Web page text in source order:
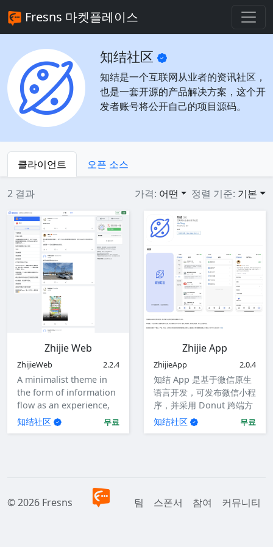
Fresns 마켓플레이스
知结社区
知结是一个互联网从业者的资讯社区，
也是一套开源的产品解决方案，这个开
发者账号将公开自己的项目源码。
클라이언트 오픈 소스
2 결과 가격: 어떤 정렬 기준: 기본
Zhijie Web
ZhijieWeb 2.2.4
A minimalist theme in
the form of information
flow as an experience,
with responsive design.
知结社区 무료
Zhijie App
ZhijieApp 2.0.4
知结 App 是基于微信原生
语言开发，可发布微信小程
序，并采用 Donut 跨端方
案编译为 iOS 和 Android
应用。
知结社区 무료
© 2026 Fresns 팀 스폰서 참여 커뮤니티